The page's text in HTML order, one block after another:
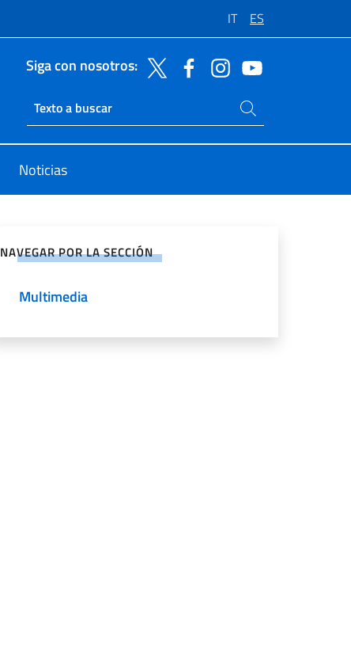
IT ES
Siga con nosotros:
Ricerca sito live
Buscar en el sitio
Noticias
NAVEGAR POR LA SECCIÓN
Multimedia